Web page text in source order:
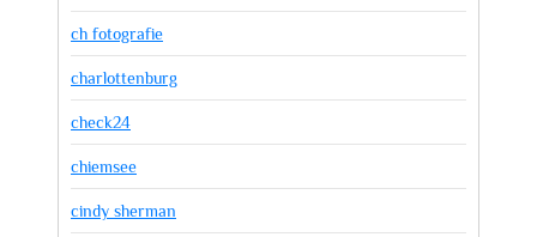
ch fotografie
charlottenburg
check24
chiemsee
cindy sherman